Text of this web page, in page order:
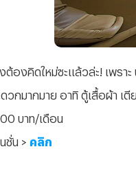
ต้องคิดใหม่ซะแล้วล่ะ! เพร
กมากมาย อาทิ ตู้เสื้อผ้า เตี
บาท/เดือน
ชั่น > คลิก